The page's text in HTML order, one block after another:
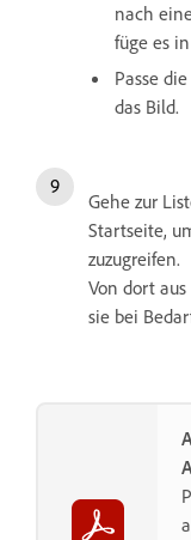
nach
füge es
Passe
das Bild.
Gehe zur
Startseite,
zuzugreifen.
Von dort
sie bei